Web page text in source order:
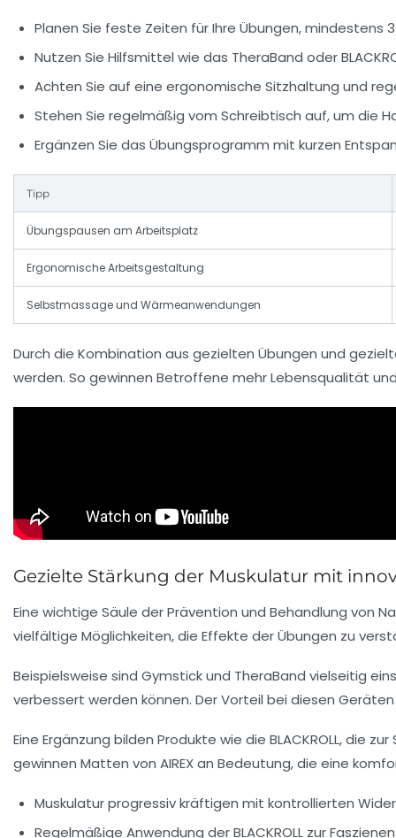
Planen Sie feste Zeiten für Ihre Übungen, mindestens
Nutzen Sie Hilfsmittel wie das TheraBand oder
Achten Sie auf eine ergonomische Sitzhaltung und
Stehen Sie regelmäßig vom Schreibtisch auf, um die
Ergänzen Sie das Übungsprogramm mit kurzen
Tipp
Übungspausen am Arbeitsplatz
Ergonomische Arbeitsgestaltung
Selbstmassage und Wärmeanwendungen
Durch die Kombination aus gezielten Übungen und
werden. So gewinnen Betroffene mehr Lebensqualität
Gezielte Stärkung der Muskulatur mit
Eine wichtige Säule der Prävention und Behandlung von
vielfältige Möglichkeiten, die Effekte der Übungen zu
Beispielsweise sind Gymstickund TheraBand vielseitig
verbessert werden können. Der Vorteil bei diesen
Eine Ergänzung bilden Produkte wie die BLACKROLL, die zur
gewinnen Matten von AIREXan Bedeutung, die eine
Muskulatur progressiv kräftigen mit kontrollierten
Regelmäßige Anwendung der BLACKROLL zur